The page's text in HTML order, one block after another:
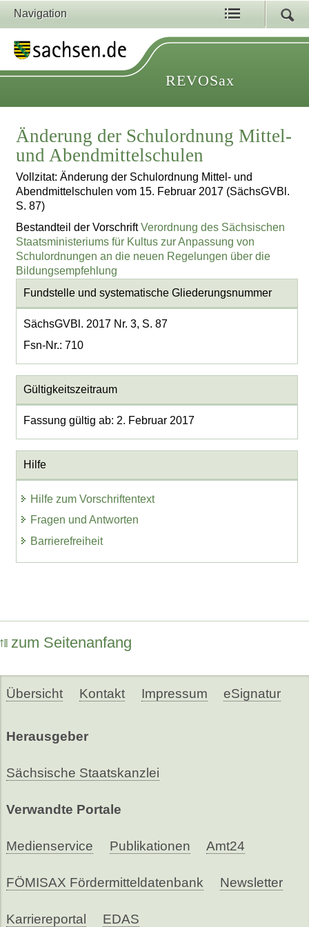
Navigation
REVOSax
Änderung der Schulordnung Mittel-
und Abendmittelschulen
Vollzitat: Änderung der Schulordnung Mittel- und
Abendmittelschulen vom 15. Februar 2017 (SächsGVBl.
S. 87)
Bestandteil der VorschriftVerordnung des Sächsischen
Staatsministeriums für Kultus zur Anpassung von
Schulordnungen an die neuen Regelungen über die
Bildungsempfehlung
Fundstelle und systematische Gliederungsnummer
SächsGVBl. 2017 Nr. 3, S. 87
Fsn-Nr.: 710
Gültigkeitszeitraum
Fassung gültig ab: 2. Februar 2017
Hilfe
Hilfe zum Vorschriftentext
Fragen und Antworten
Barrierefreiheit
zum Seitenanfang
Übersicht Kontakt Impressum eSignatur
Herausgeber
Sächsische Staatskanzlei
Verwandte Portale
Medienservice Publikationen Amt24
FÖMISAX Fördermitteldatenbank Newsletter
Karriereportal EDAS